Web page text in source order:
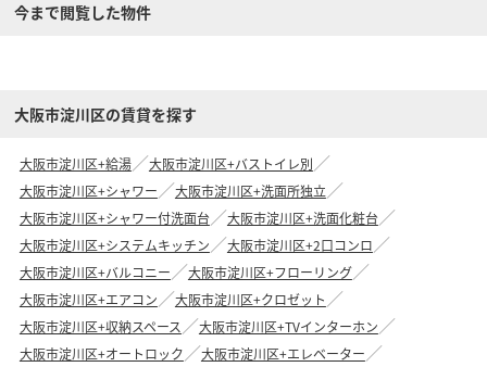
今まで閲覧した物件
大阪市淀川区の賃貸を探す
大阪市淀川区+給湯
大阪市淀川区+バストイレ別
大阪市淀川区+シャワー
大阪市淀川区+洗面所独立
大阪市淀川区+シャワー付洗面台
大阪市淀川区+洗面化粧台
大阪市淀川区+システムキッチン
大阪市淀川区+2口コンロ
大阪市淀川区+バルコニー
大阪市淀川区+フローリング
大阪市淀川区+エアコン
大阪市淀川区+クロゼット
大阪市淀川区+収納スペース
大阪市淀川区+TVインターホン
大阪市淀川区+オートロック
大阪市淀川区+エレベーター